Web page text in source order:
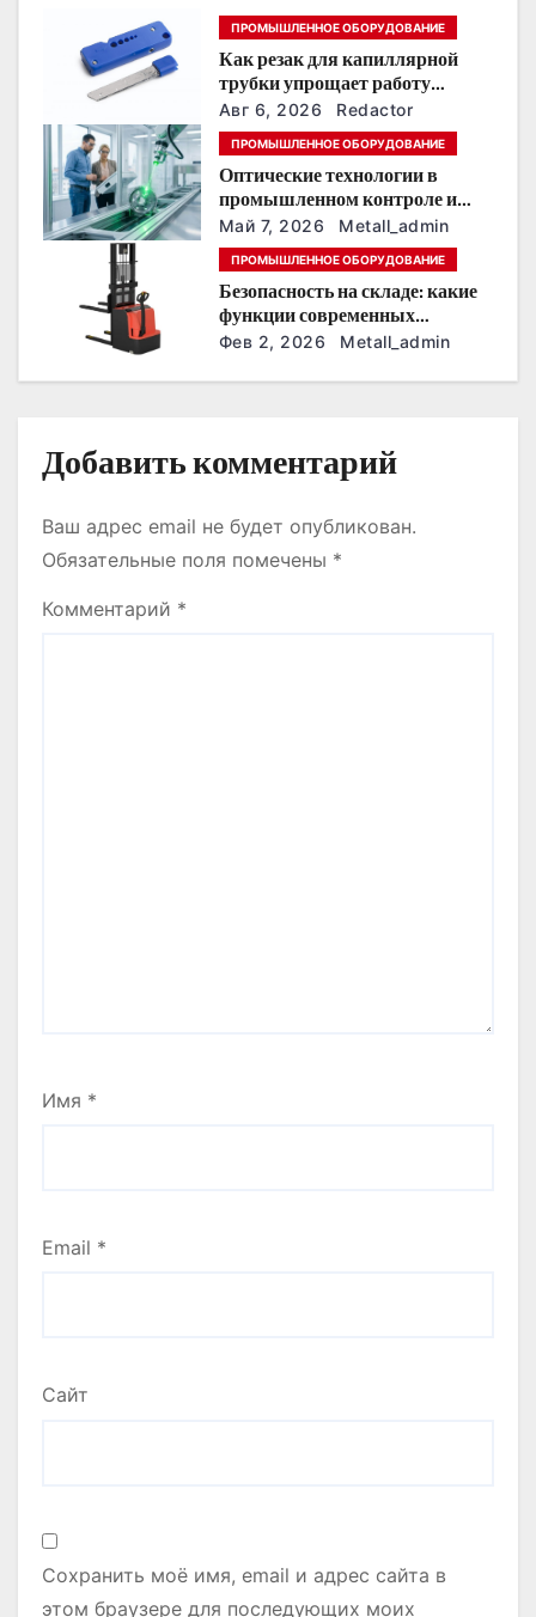
з
а
п
ПРОМЫШЛЕННОЕ ОБОРУДОВАНИЕ
Как резак для капиллярной
трубки упрощает работу
мастеров холодильного
оборудования
Авг 6, 2026 Redactor
ПРОМЫШЛЕННОЕ ОБОРУДОВАНИЕ
Оптические технологии в
промышленном контроле и
измерениях
Май 7, 2026 Metall_admin
ПРОМЫШЛЕННОЕ ОБОРУДОВАНИЕ
Безопасность на складе: какие
функции современных
электрических самоходных
травм
Фев 2, 2026 Metall_admin
Добавить комментарий
Ваш адрес email не будет опубликован.
Обязательные поля помечены *
Комментарий *
Имя *
Email *
Сайт
Сохранить моё имя, email и адрес сайта в
этом браузере для последующих моих